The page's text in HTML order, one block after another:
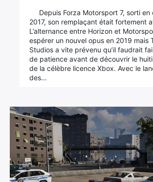
Depuis Forza Motorsport 7, sorti
2017, son remplaçant était fortement
L’alternance entre Horizon et
espérer un nouvel opus en 2019 mais
Studios a vite prévenu qu’il faudrait
de patience avant de découvrir le
de la célèbre licence Xbox. Avec le
des…